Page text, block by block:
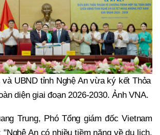
và UBND tỉnh Nghệ An vừa ký kết Thỏa
diện giai đoạn 2026-2030. Ảnh VNA.
Trung, Phó Tổng giám đốc Vietnam
An có nhiều tiềm năng về du lịch,